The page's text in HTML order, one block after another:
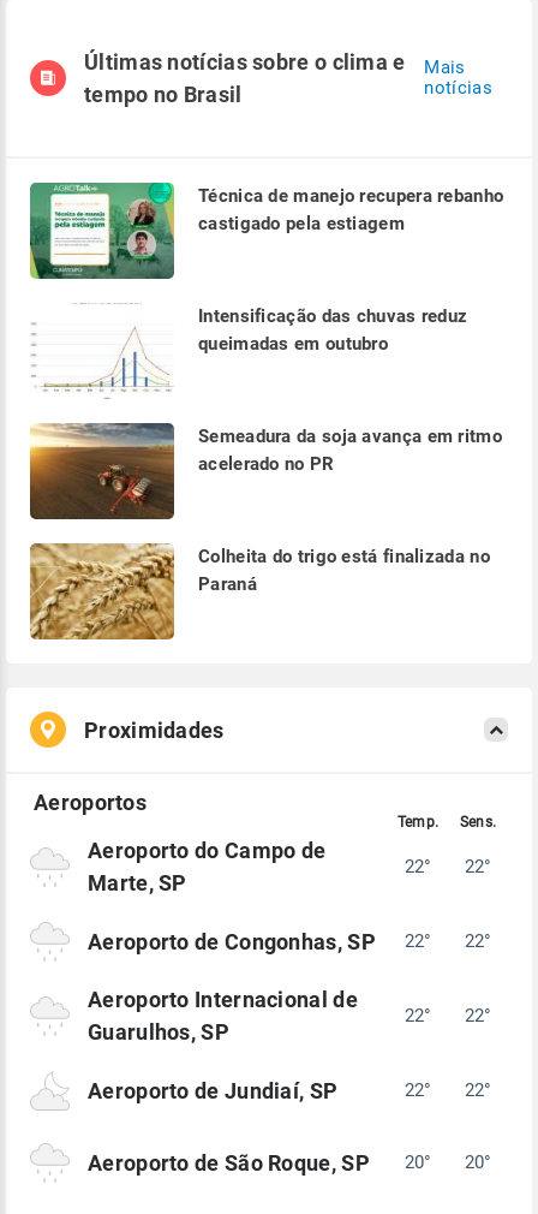
Últimas notícias sobre o clima e
tempo no Brasil
Mais
notícias
Técnica de manejo recupera rebanho
castigado pela estiagem
Intensificação das chuvas reduz
queimadas em outubro
Semeadura da soja avança em ritmo
acelerado no PR
Colheita do trigo está finalizada no
Paraná
Proximidades
Aeroporto do Campo de
Marte, SP
22° 22°
Aeroporto de Congonhas, SP 22° 22°
Aeroporto Internacional de
Guarulhos, SP
22° 22°
Aeroporto de Jundiaí, SP 22° 22°
Aeroporto de São Roque, SP 20° 20°